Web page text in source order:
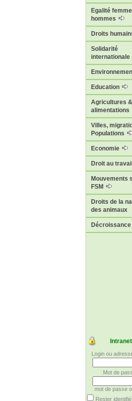
Egalité
hommes
Droits
Solidarité
internationale
Education
Agricultures &
alimentations
Villes,
Populations
Economie
Droit au travail
Mouvements
FSM
Droits de la
des animaux
Décroissance
Intranet
Login ou
Mot de
mot de passe
Rester